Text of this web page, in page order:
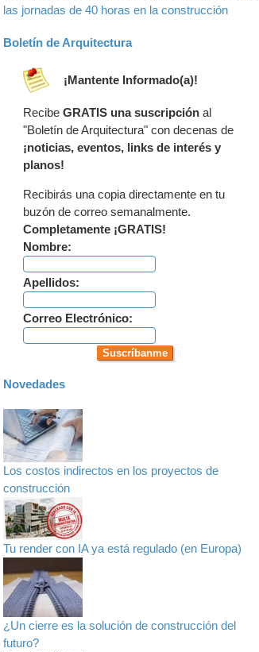
las jornadas de 40 horas en la construcción
Boletín de Arquitectura
¡Mantente Informado(a)!
Recibe GRATIS una suscripción al
"Boletín de Arquitectura" con decenas de
¡noticias, eventos, links de interés y
planos!
Recibirás una copia directamente en tu
buzón de correo semanalmente.
Completamente ¡GRATIS!
Nombre:
Apellidos:
Correo Electrónico:
Novedades
Los costos indirectos en los proyectos de
construcción
Tu render con IA ya está regulado (en Europa)
¿Un cierre es la solución de construcción del
futuro?